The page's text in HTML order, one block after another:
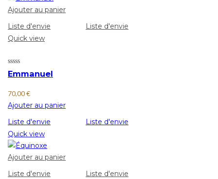
Ajouter au panier
Liste d'envie
Liste d'envie
Quick view
Emmanuel
70,00€
Ajouter au panier
Liste d'envie
Liste d'envie
Quick view
Ajouter au panier
Liste d'envie
Liste d'envie